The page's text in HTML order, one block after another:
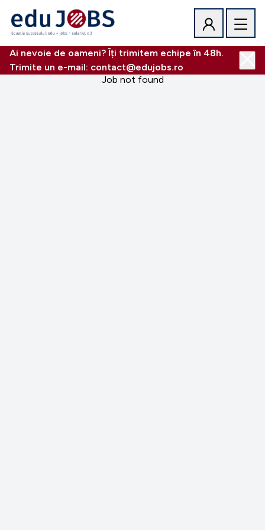
Ai nevoie de oameni? Îți trimitem echipe în 48h.
Trimite un e-mail: contact@edujobs.ro
Job not found